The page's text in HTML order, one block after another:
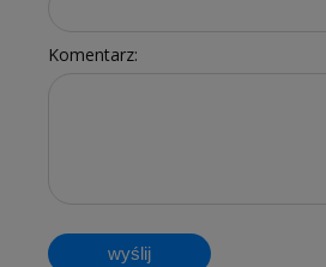
Komentarz:
wyślij